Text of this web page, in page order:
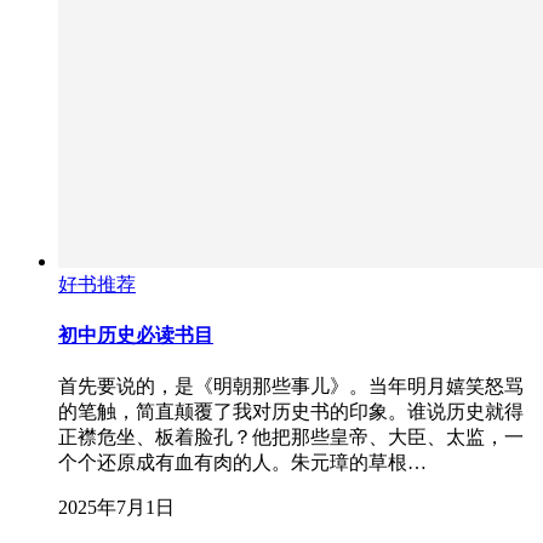
好书推荐
初中历史必读书目
首先要说的，是《明朝那些事儿》。当年明月嬉笑怒骂
的笔触，简直颠覆了我对历史书的印象。谁说历史就得
正襟危坐、板着脸孔？他把那些皇帝、大臣、太监，一
个个还原成有血有肉的人。朱元璋的草根…
2025年7月1日